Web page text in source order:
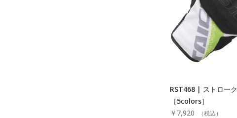
RST468 | ストロー
［5colors］
￥7,920
（税込）